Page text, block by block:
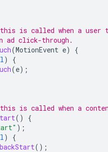
is called when a user
ad click-through.
(MotionEvent e)
{
)
{
(e);
is called when a
()
{
);
)
{
();